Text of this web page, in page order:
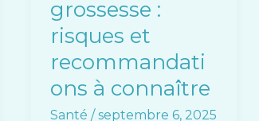
grossesse :
risques et
recommandati
ons à connaître
Santé /septembre 6, 2025
à
connaître